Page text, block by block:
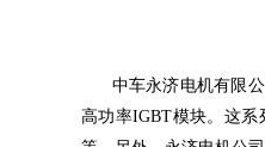
中车永济电机有限公
高功率IGBT模块。这系